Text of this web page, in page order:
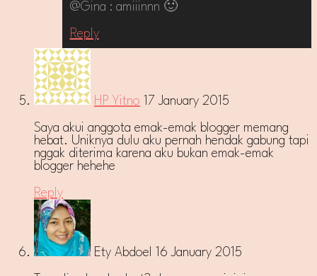
@Gina : amiiinnn 🙂
Reply
HP Yitno 17 January 2015
Saya akui anggota emak-emak blogger memang
hebat. Uniknya dulu aku pernah hendak gabung tapi
nggak diterima karena aku bukan emak-emak
blogger hehehe
Reply
Ety Abdoel 16 January 2015